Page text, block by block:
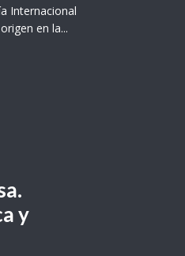
Internacional
en la...
y